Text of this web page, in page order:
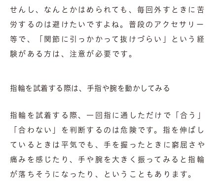
せんし、なんとかはめられても、毎回外すときに苦
労するのは避けたいですよね。普段のアクセサリー
等で、「関節に引っかかって抜けづらい」という経
験がある方は、注意が必要です。
指輪を試着する際は、手指や腕を動かしてみる
指輪を試着する際、一回指に通しただけで「合う」
「合わない」を判断するのは危険です。指を伸ばし
ているときは平気でも、手を握ったときに窮屈さや
痛みを感じたり、手や腕を大きく振ってみると指輪
が落ちそうになったり、ということもあります。